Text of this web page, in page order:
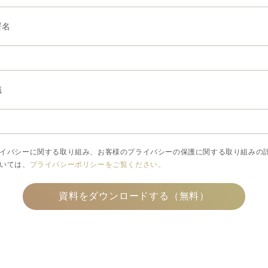
バシーに関する取り組み、お客様のプライバシーの保護に関する取り組みの
ては、 プライバシーポリシーをご覧ください。